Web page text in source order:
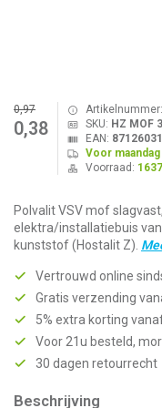
0,97
0,38
Artikelnummer:
SKU: HZ MOF
EAN:
Voor
Voorraad:
Polvalit VSV mof
elektra/installatiebuis
kunststof (Hostalit Z).
Vertrouwd online
Gratis verzending
5% extra korting
Voor 21u besteld,
30 dagen retourrecht
Beschrijving